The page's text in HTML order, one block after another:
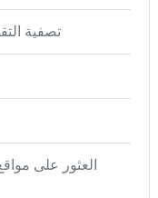
تصفية
العثور على